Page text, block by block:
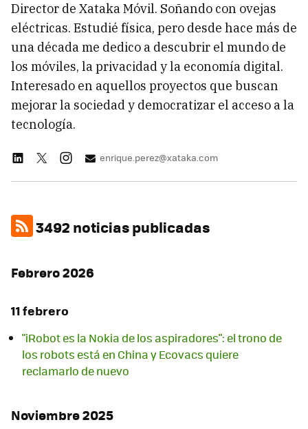
Director de Xataka Móvil. Soñando con ovejas
eléctricas. Estudié física, pero desde hace más de
una década me dedico a descubrir el mundo de
los móviles, la privacidad y la economía digital.
Interesado en aquellos proyectos que buscan
mejorar la sociedad y democratizar el acceso a la
tecnología.
enrique.perez@xataka.com
3492 noticias publicadas
Febrero 2026
11 febrero
"iRobot es la Nokia de los aspiradores": el trono de
los robots está en China y Ecovacs quiere
reclamarlo de nuevo
Noviembre 2025